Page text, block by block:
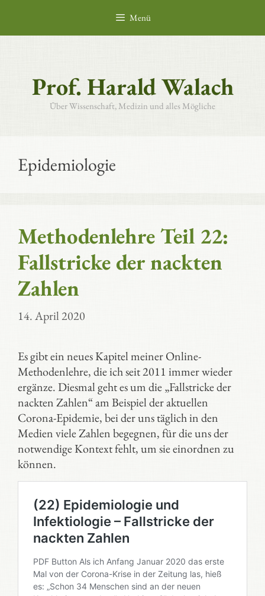
springen
Menü
Prof. Harald Walach
Über Wissenschaft, Medizin und alles Mögliche
Epidemiologie
Methodenlehre Teil 22:
Fallstricke der nackten
Zahlen
14. April 2020
Es gibt ein neues Kapitel meiner Online-
Methodenlehre, die ich seit 2011 immer wieder
ergänze. Diesmal geht es um die „Fallstricke der
nackten Zahlen“ am Beispiel der aktuellen
Corona-Epidemie, bei der uns täglich in den
Medien viele Zahlen begegnen, für die uns der
notwendige Kontext fehlt, um sie einordnen zu
können.